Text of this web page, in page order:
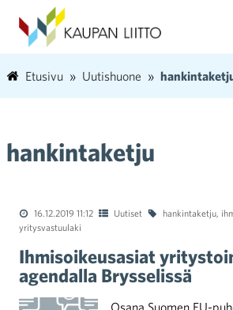
Etusivu Uutishuone
hankintaketju
16.12.2019 11:12 Uutiset hankintaketju,
yritysvastuulaki
Ihmisoikeusasiat
agendalla Brysselissä
Osana Suomen EU-